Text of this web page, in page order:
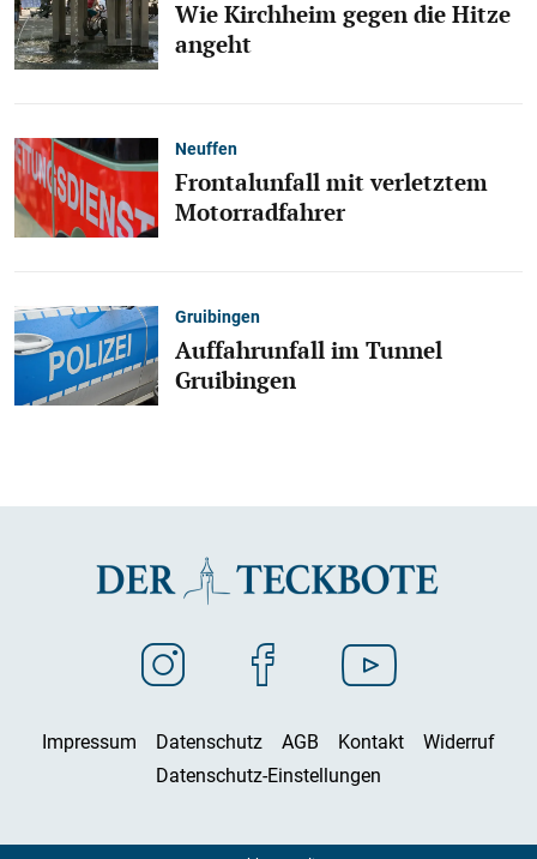
Wie Kirchheim gegen die Hitze
angeht
Neuffen
Frontalunfall mit verletztem
Motorradfahrer
Gruibingen
Auffahrunfall im Tunnel
Gruibingen
Impressum Datenschutz AGB Kontakt
Widerruf
Datenschutz-Einstellungen